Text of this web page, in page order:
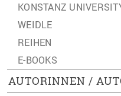
KONSTANZ
WEIDLE
REIHEN
E-BOOKS
AUTORINNEN /